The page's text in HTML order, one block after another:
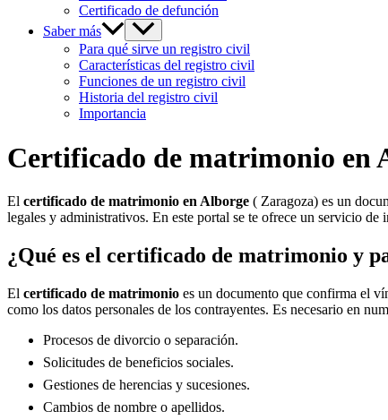
Certificado de defunción
Saber más
Para qué sirve un registro civil
Características del registro civil
Funciones de un registro civil
Historia del registro civil
Importancia
Certificado de matrimonio en
El certificado de matrimonio en Alborge ( Zaragoza) es un
legales y administrativos. En este portal se te ofrece un servicio
¿Qué es el certificado de matrimonio y
El certificado de matrimonio es un documento que confirma el
como los datos personales de los contrayentes. Es necesario en
Procesos de divorcio o separación.
Solicitudes de beneficios sociales.
Gestiones de herencias y sucesiones.
Cambios de nombre o apellidos.